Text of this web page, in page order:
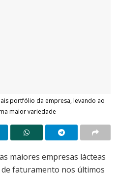
portfólio da empresa, levando ao
maior variedade
maiores empresas lácteas
faturamento nos últimos